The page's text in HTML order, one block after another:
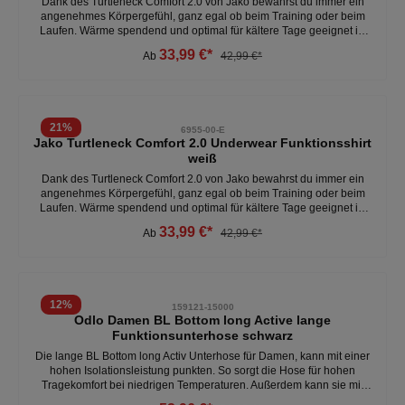
angenehmes Körpergefühl, ganz egal ob beim Training oder beim
Laufen. Wärme spendend und optimal für kältere Tage geeignet ist
Microfeine Fasern transportieren die Feuchtigkeit unmittelbar an die
Ab 33,99 €* 42,99 €*
21% 6955-00-E
Jako Turtleneck Comfort 2.0 Underwear Funktionsshirt
weiß
Dank des Turtleneck Comfort 2.0 von Jako bewahrst du immer ein
angenehmes Körpergefühl, ganz egal ob beim Training oder beim
Laufen. Wärme spendend und optimal für kältere Tage geeignet ist
Microfeine Fasern transportieren die Feuchtigkeit unmittelbar an die
Ab 33,99 €* 42,99 €*
12% 159121-15000
Odlo Damen BL Bottom long Active lange
Funktionsunterhose schwarz
Die lange BL Bottom long Activ Unterhose für Damen, kann mit einer
hohen Isolationsleistung punkten. So sorgt die Hose für hohen
Tragekomfort bei niedrigen Temperaturen. Außerdem kann sie mit